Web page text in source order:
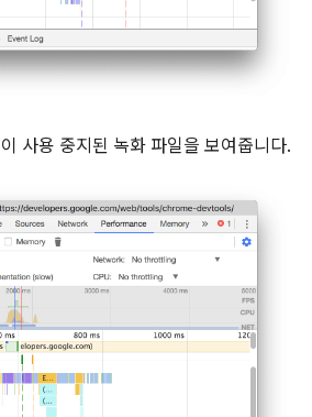
사용 중지된 녹화 파일을 보여줍니다.